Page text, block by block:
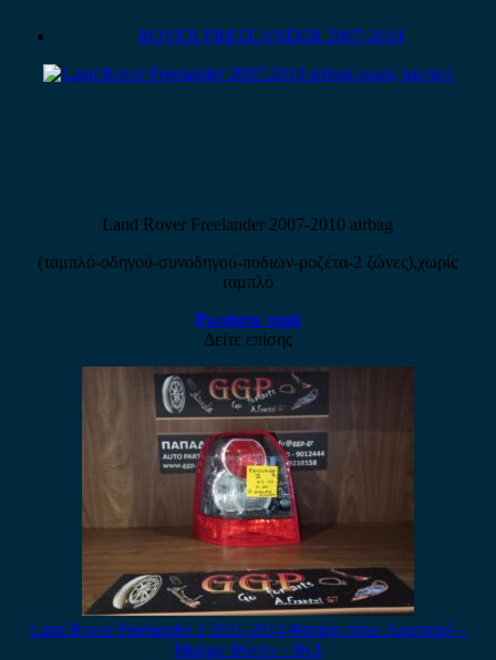
ROVER FREELANDER 2007-2014
Land Rover Freelander 2007-2010 airbag
(ταμπλό-οδηγού-συνοδηγού-ποδιών-ροζέτα-2 ζώνες),χωρίς
ταμπλό
Ρωτήστε τιμή
Δείτε επίσης
Land Rover Freelander 2 2011-2014 Φανάρι πίσω Αριστερό –
Μαύρο Φόντο – Θc1